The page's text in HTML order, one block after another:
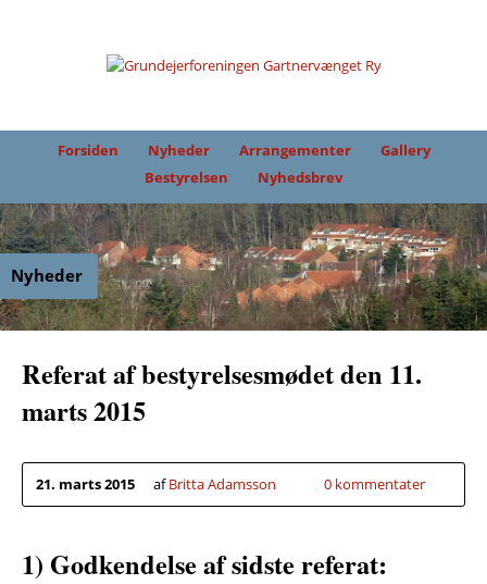
Forsiden Nyheder Arrangementer
Gallery
Bestyrelsen
Nyhedsbrev
Nyheder
Referat af bestyrelsesmødet den 11.
marts 2015
21. marts 2015 afBritta Adamsson 0 kommentater
1) Godkendelse af sidste referat: